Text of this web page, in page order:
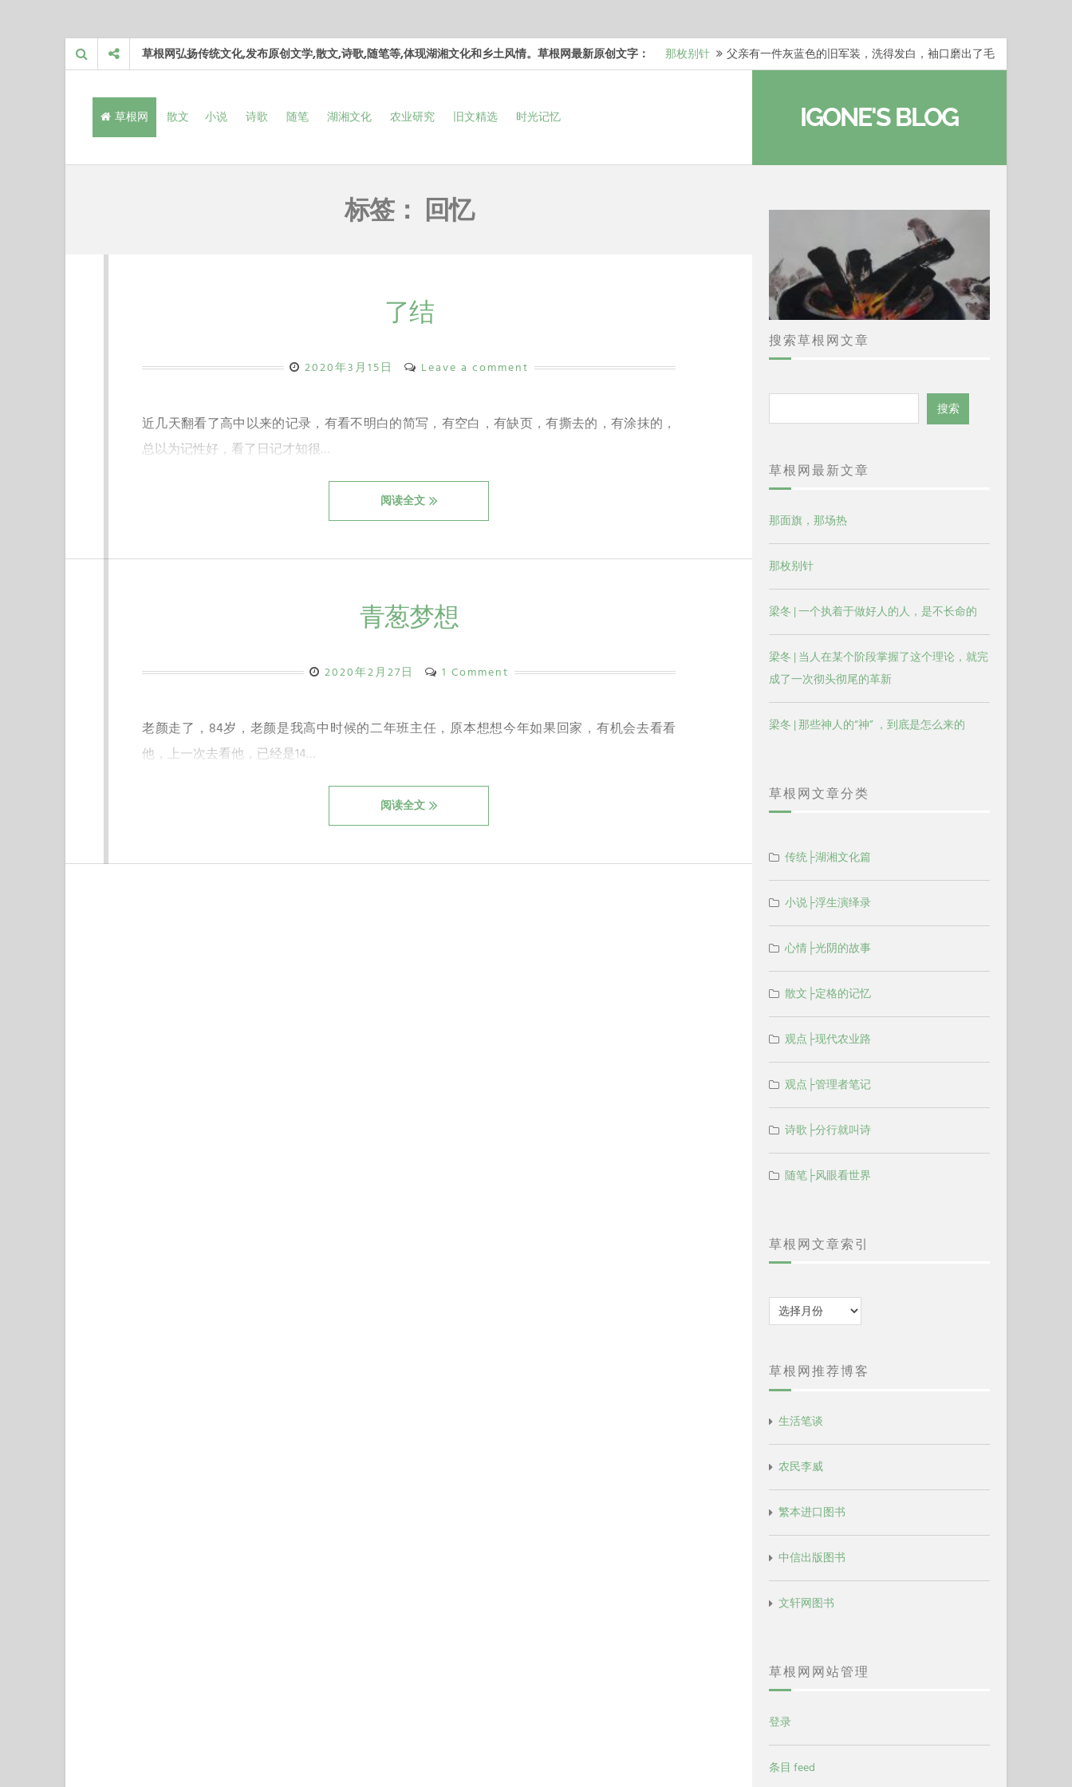
Skip
to
content
草根网弘扬传统文化,发布原创文学,散文,诗歌,随笔等,体现湖湘文化和乡土风情。草根网最新原创文字： 那枚别针
父亲有一件灰蓝色的旧军装，洗得发白，袖口磨出了毛
梁冬：有一些人在某个阶段掌握了第一性原理，完成了一
IGONE'S BLOG
草根网 散文 小说 诗歌 随笔 湖湘文化 农业研究 旧文精选 时光记忆
标签： 回忆
了结
2020年3月15日 Leave a comment
近几天翻看了高中以来的记录，有看不明白的简写，有空白，有缺页，有撕去的，有涂抹的，
总以为记性好，看了日记才知很…
阅读全文
青葱梦想
2020年2月27日 1 Comment
老颜走了，84岁，老颜是我高中时候的二年班主任，原本想想今年如果回家，有机会去看看
他，上一次去看他，已经是14…
阅读全文
搜索草根网文章
索
搜索
草根网最新文章
那面旗，那场热
那枚别针
梁冬 | 一个执着于做好人的人，是不长命的
梁冬 | 当人在某个阶段掌握了这个理论，就完
成了一次彻头彻尾的革新
梁冬 | 那些神人的“神” ，到底是怎么来的
草根网文章分类
传统├湖湘文化篇
小说├浮生演绎录
心情├光阴的故事
散文├定格的记忆
观点├现代农业路
观点├管理者笔记
诗歌├分行就叫诗
随笔├风眼看世界
草根网文章索引
归
档
草根网推荐博客
生活笔谈
农民李威
繁本进口图书
中信出版图书
文轩网图书
草根网网站管理
登录
条目 feed